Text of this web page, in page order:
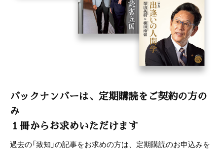
バックナンバーは、定期購読をご契約の方の
み
１冊からお求めいただけます
過去の「致知」の記事をお求めの方は、定期購読のお申込みを